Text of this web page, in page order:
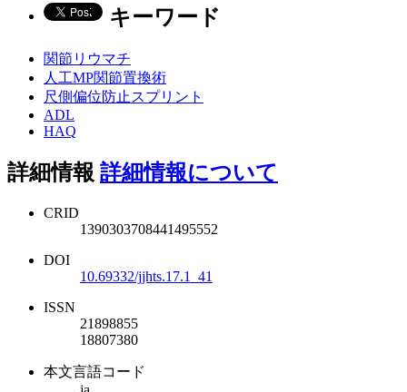
キーワード
関節リウマチ
人工MP関節置換術
尺側偏位防止スプリント
ADL
HAQ
詳細情報 詳細情報について
CRID
1390303708441495552
DOI
10.69332/jjhts.17.1_41
ISSN
21898855
18807380
本文言語コード